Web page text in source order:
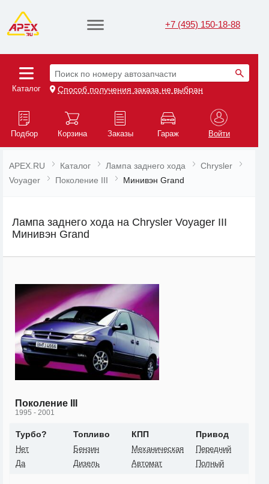
+7 (495) 150-18-88
Каталог
Поиск по номеру автозапчасти
Способ получения заказа не выбран
Подбор Корзина Заказы Гараж Войти
APEX.RU Каталог Лампа заднего хода
Chrysler
Voyager
Поколение III Минивэн Grand
Лампа заднего хода на Chrysler Voyager III
Минивэн Grand
Поколение III
1995 - 2001
Турбо?
Нет
Да
Топливо
Бензин
Дизель
КПП
Механическая
Автомат
Привод
Передний
Полный